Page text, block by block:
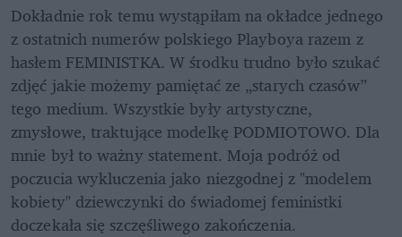
Dokładnie rok temu wystąpiłam na okładce jednego
z ostatnich numerów polskiego Playboya razem z
hasłem FEMINISTKA. W środku trudno było szukać
zdjęć jakie możemy pamiętać ze „starych czasów”
tego medium. Wszystkie były artystyczne,
zmysłowe, traktujące modelkę PODMIOTOWO. Dla
mnie był to ważny statement. Moja podróż od
poczucia wykluczenia jako niezgodnej z "modelem
kobiety" dziewczynki do świadomej feministki
doczekała się szczęśliwego zakończenia.